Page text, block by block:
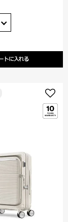
トに入れる